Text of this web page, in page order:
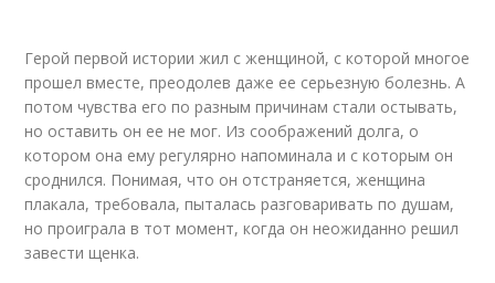
Герой первой истории жил с женщиной, с которой многое
прошел вместе, преодолев даже ее серьезную болезнь. А
потом чувства его по разным причинам стали остывать,
но оставить он ее не мог. Из соображений долга, о
котором она ему регулярно напоминала и с которым он
сроднился. Понимая, что он отстраняется, женщина
плакала, требовала, пыталась разговаривать по душам,
но проиграла в тот момент, когда он неожиданно решил
завести щенка.